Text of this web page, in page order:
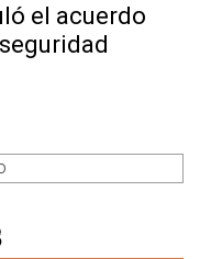
el acuerdo